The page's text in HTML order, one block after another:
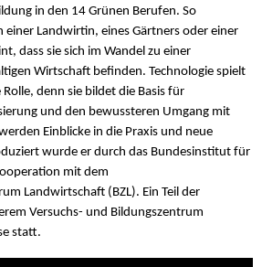
in den 14 Grünen Berufen. So
einer Landwirtin, eines Gärtners oder einer
dass sie sich im Wandel zu einer
Wirtschaft befinden. Technologie spielt
denn sie bildet die Basis für
und den bewussteren Umgang mit
Einblicke in die Praxis und neue
wurde er durch das Bundesinstitut für
mit dem
Landwirtschaft (BZL). Ein Teil der
Versuchs- und Bildungszentrum
statt.